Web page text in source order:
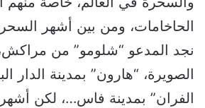
الحاخامات، ومن بين أشهر
نجد المدعو “شلومو” من مراكش،
الصويرة، “هارون” بمدينة الدار
الفران” بمدينة فاس…، لكن